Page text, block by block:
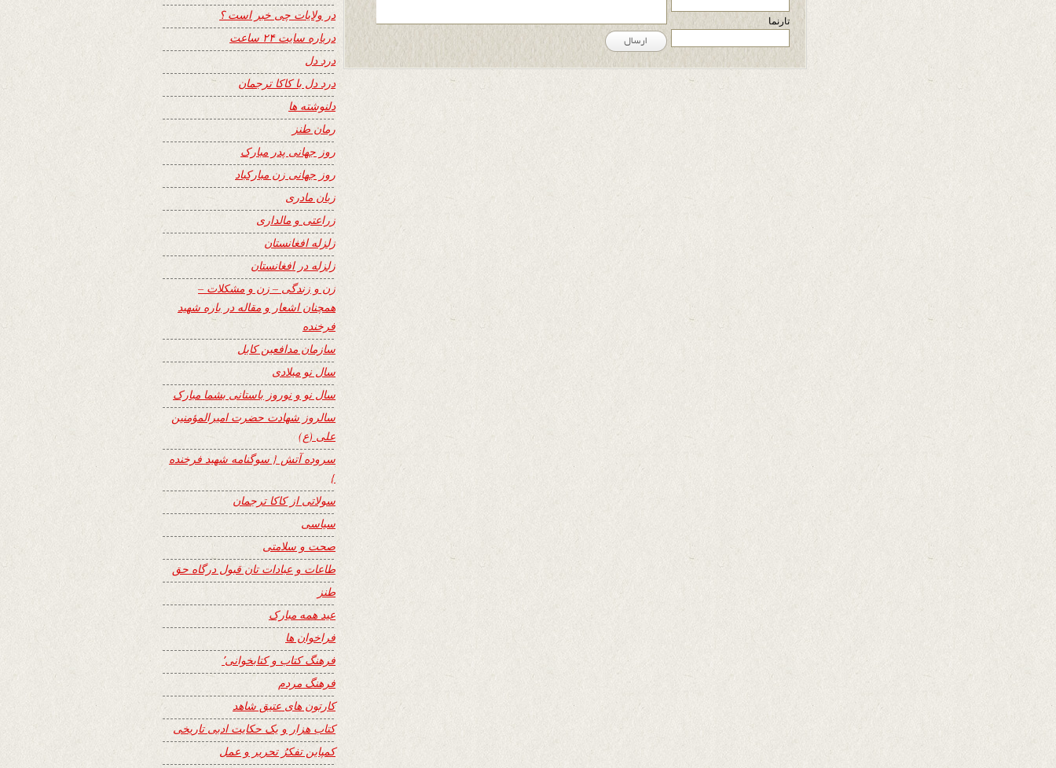
تارنما
در ولایات چی خبر است ؟
درباره سایت ۲۴ ساعت
درد دل
درد دل با کاکا ترجمان
دلنوشته ها
رمان طنز
روز جهانی پدر مبارک
روز جهانی زن مبارکباد
زبان مادری
زراعتی و مالداری
زلزله افغانستان
زلزله در افغانستان
زن و زندگی – زن و مشکلات –
همچنان اشعار و مقاله در باره شهید
فرخنده
سازمان مدافعین کابل
سال نو میلادی
سال نو و نوروز باستانی بشما مبارک
سالروز شهادت حضرت امیرالمؤمنین
علی (ع)
سروده آتش { سوگنامه شهید فرخنده
}
سولاتی از کاکا ترجمان
سیاسی
صحت و سلامتی
طاعات و عبادات تان قبول درگاه حق
طنز
عید همه مبارک
فراخوان ها
فرهنگ کتاب و کتابخوانی٬
فرهنگ مردم
کارتون های عتیق شاهد
کتاب هزار و یک حکایت ادبی تاریخی
کمپاین تفکرُ تحریر و عمل